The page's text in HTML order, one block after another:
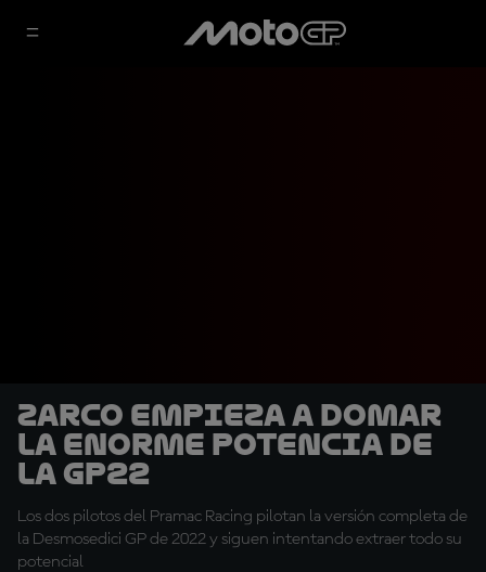
Zarco empieza a domar
la enorme potencia de
la GP22
Los dos pilotos del Pramac Racing pilotan la versión completa de
la Desmosedici GP de 2022 y siguen intentando extraer todo su
potencial